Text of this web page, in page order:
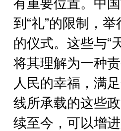
有重要位置。中
到“礼”的限制，
的仪式。这些与“
将其理解为一种
人民的幸福，满
线所承载的这些
续至今，可以增